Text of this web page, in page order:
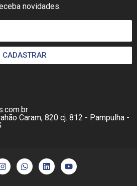
novidades.
CADASTRAR
Caram, 820 cj. 812 - Pampulha -
I
n
s
W
h
a
L
i
n
Y
o
u